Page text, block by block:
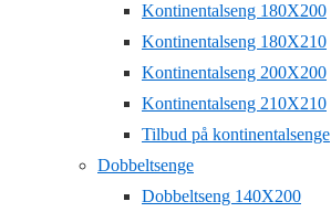
Kontinentalseng 180X200
Kontinentalseng 180X210
Kontinentalseng 200X200
Kontinentalseng 210X210
Tilbud på kontinentalsenge
Dobbeltsenge
Dobbeltseng 140X200